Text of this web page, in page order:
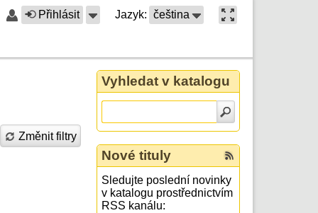
Přihlásit Jazyk: čeština
Změnit filtry
Vyhledat v katalogu
Nové tituly
Sledujte poslední novinky
v katalogu prostřednictvím
RSS kanálu: